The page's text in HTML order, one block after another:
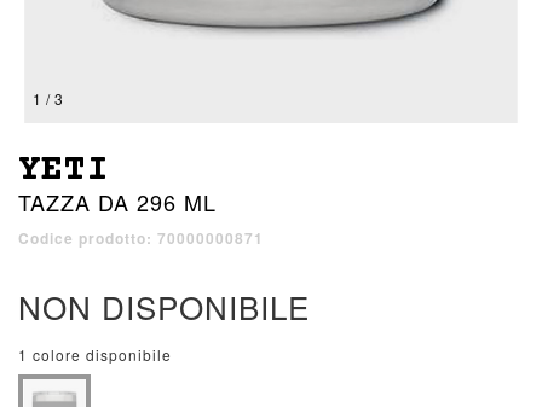
1 / 3
YETI
TAZZA DA 296 ML
Codice prodotto: 70000000871
NON DISPONIBILE
1 colore disponibile